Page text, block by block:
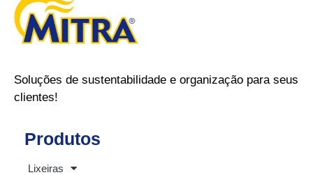
Soluções de sustentabilidade e organização para seus
clientes!
Produtos
Lixeiras